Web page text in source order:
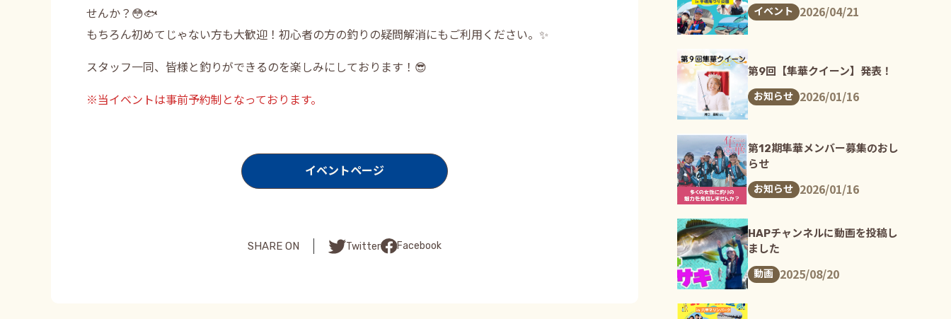
せんか？😳🐟
もちろん初めてじゃない方も大歓迎！初心者の方の釣りの疑問解消にもご利用ください。✨
スタッフ一同、皆様と釣りができるのを楽しみにしております！😎
※当イベントは事前予約制となっております。
イベントページ
SHARE ON Twitter Facebook
イベント 2026/04/21
第9回【隼華クイーン】発表！
お知らせ 2026/01/16
第12期隼華メンバー募集のおし
らせ
お知らせ 2026/01/16
HAPチャンネルに動画を投稿し
ました
動画 2025/08/20